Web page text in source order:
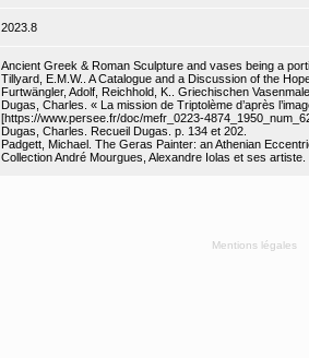
2023.8
Ancient Greek & Roman Sculpture and vases being a
Tillyard, E.M.W.. A Catalogue and a Discussion of the
Furtwängler, Adolf, Reichhold, K.. Griechischen
Dugas, Charles. « La mission de Triptolème d’après
[https://www.persee.fr/doc/mefr_0223-
Dugas, Charles. Recueil Dugas. p. 134 et 202.
Padgett, Michael. The Geras Painter: an Athenian
Collection André Mourgues, Alexandre Iolas et ses artiste.
Mentions légales